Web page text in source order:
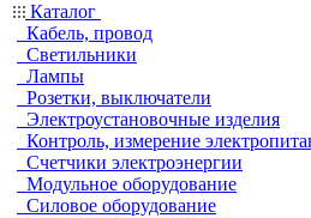
Каталог
Кабель, провод
Светильники
Лампы
Розетки, выключатели
Электроустановочные изделия
Контроль, измерение
Счетчики электроэнергии
Модульное оборудование
Силовое оборудование